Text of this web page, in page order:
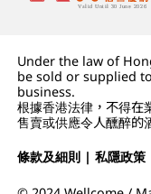
Under the law of
be sold or supplied
business.
根據香港法律，不得在
售賣或供應令人醺醉的
條款及細則 |私隱政策